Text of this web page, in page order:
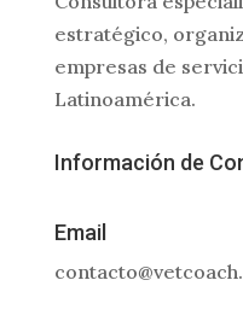
estratégico,
empresas de
Latinoamérica.
Información de
Email